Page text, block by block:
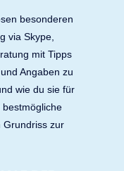
besonderen
via Skype,
mit Tipps
Angaben zu
wie du sie für
Grundriss zur